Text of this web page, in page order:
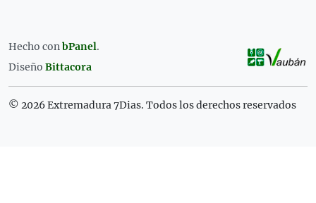
Hecho conbPanel.
Diseño Bittacora
© 2026 Extremadura 7Dias. Todos los derechos reservados